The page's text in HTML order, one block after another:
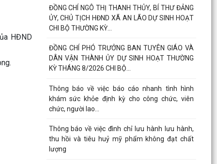
HĐND
ĐỒNG CHÍ NGÔ THỊ THANH THỦY, BÍ THƯ ĐẢNG
ỦY, CHỦ TỊCH HĐND XÃ AN LÃO DỰ SINH HOẠT
CHI BỘ THƯỜNG KỲ...
ĐỒNG CHÍ PHÓ TRƯỞNG BAN TUYÊN GIÁO VÀ
DÂN VẬN THÀNH ỦY DỰ SINH HOẠT THƯỜNG
KỲ THÁNG 8/2026 CHI BỘ...
Thông báo về việc báo cáo nhanh tình hình
khám sức khỏe định kỳ cho công chức, viên
chức, người lao...
Thông báo về việc đình chỉ lưu hành lưu hành,
thu hồi và tiêu huỷ mỹ phẩm không đạt chất
lượng